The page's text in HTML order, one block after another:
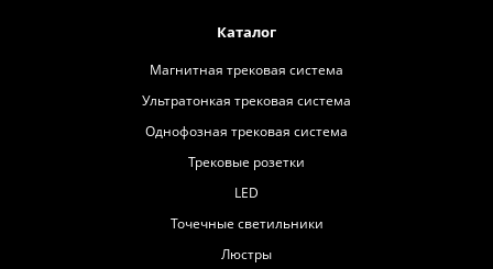
Каталог
Магнитная трековая система
Ультратонкая трековая система
Однофозная трековая система
Трековые розетки
LED
Точечные светильники
Люстры